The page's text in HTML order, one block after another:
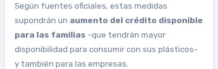
Según fuentes oficiales, estas medidas
supondrán un aumento del crédito disponible
para las familias -que tendrán mayor
disponibilidad para consumir con sus plásticos-
y también para las empresas.